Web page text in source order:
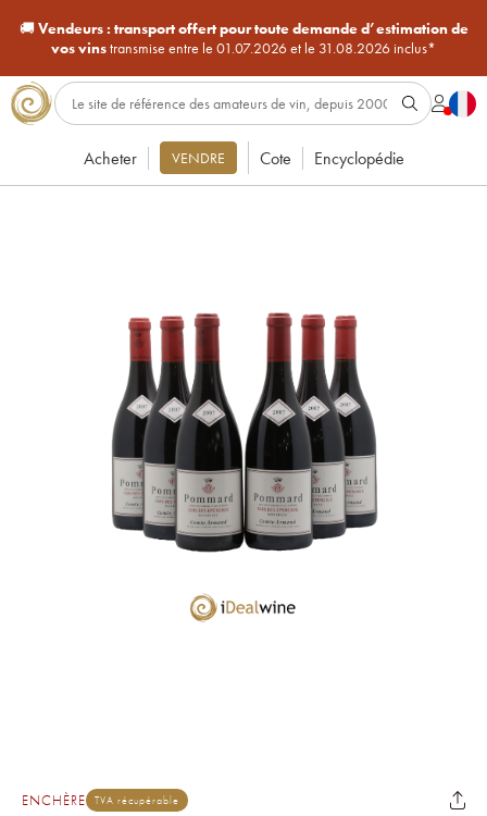
🚚Vendeurs : transport offert pour toute demande d’estimation de
vos vinstransmise entre le 01.07.2026 et le 31.08.2026 inclus*
Acheter VENDRE Cote Encyclopédie
ENCHÈRE TVA récupérable